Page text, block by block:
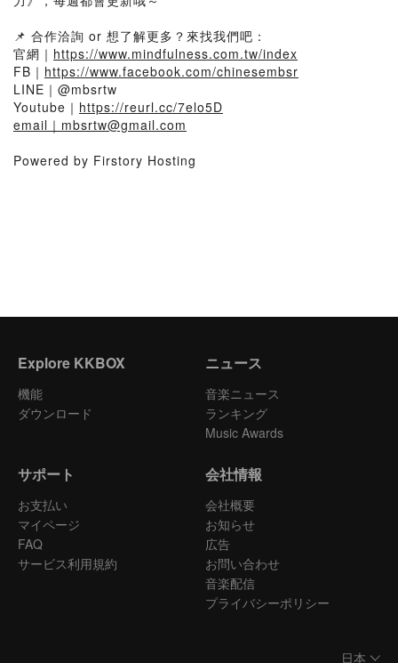
📌 合作洽詢 or 想了解更多？來找我們吧：
官網｜ https://www.mindfulness.com.tw/index
FB｜ https://www.facebook.com/chinesembsr
LINE｜@mbsrtw
Youtube｜ https://reurl.cc/7elo5D
email｜mbsrtw@gmail.com
Powered by Firstory Hosting
Explore KKBOX
機能
ダウンロード
ニュース
音楽ニュース
ランキング
Music Awards
サポート
お支払い
マイページ
FAQ
サービス利用規約
会社情報
会社概要
お知らせ
広告
お問い合わせ
音楽配信
プライバシーポリシー
日本